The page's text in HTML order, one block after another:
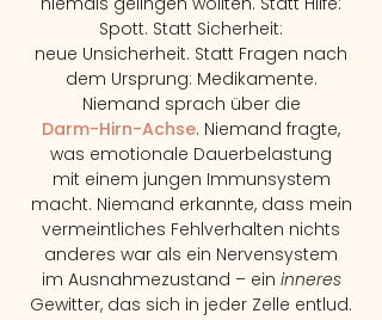
Spott. Statt Sicherheit:
neue Unsicherheit. Statt Fragen nach
dem Ursprung: Medikamente.
Niemand sprach über die
Darm-Hirn-Achse. Niemand fragte,
was emotionale Dauerbelastung
mit einem jungen Immunsystem
macht. Niemand erkannte, dass mein
vermeintliches Fehlverhalten nichts
anderes war als ein Nervensystem
im Ausnahmezustand – ein inneres
Gewitter, das sich in jeder Zelle entlud.